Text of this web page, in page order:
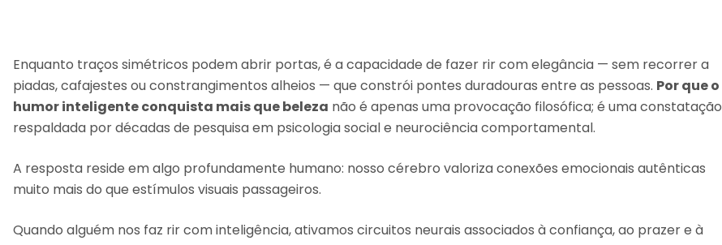
Enquanto traços simétricos podem abrir portas, é a capacidade de fazer rir com elegância — sem recorrer a
piadas, cafajestes ou constrangimentos alheios — que constrói pontes duradouras entre as pessoas. Por que o
humor inteligente conquista mais que beleza não é apenas uma provocação filosófica; é uma constatação
respaldada por décadas de pesquisa em psicologia social e neurociência comportamental.
A resposta reside em algo profundamente humano: nosso cérebro valoriza conexões emocionais autênticas
muito mais do que estímulos visuais passageiros.
Quando alguém nos faz rir com inteligência, ativamos circuitos neurais associados à confiança, ao prazer e à